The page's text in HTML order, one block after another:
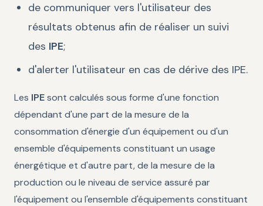
de communiquer vers l'utilisateur des
résultats obtenus afin de réaliser un suivi
des IPE;
d'alerter l'utilisateur en cas de dérive des IPE.
Les IPEsont calculés sous forme d'une fonction
dépendant d'une part de la mesure de la
consommation d'énergie d'un équipement ou d'un
ensemble d'équipements constituant un usage
énergétique et d'autre part, de la mesure de la
production ou le niveau de service assuré par
l'équipement ou l'ensemble d'équipements constituant